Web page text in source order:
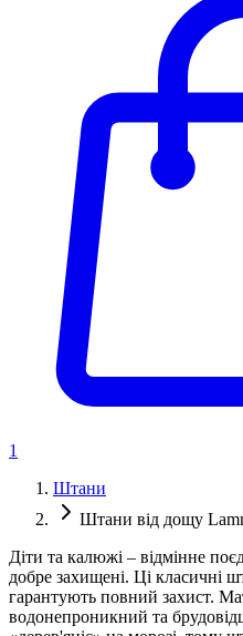
1
Штани
Штани від дощу
Діти та калюжі – відмінне
добре захищені. Ці класичні
гарантують повний захист.
водонепроникний та